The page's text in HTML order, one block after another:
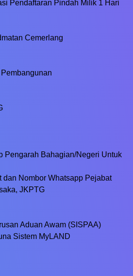
Pendaftaran Pindah Milik 1 Hari
Cemerlang
Pengarah Bahagian/Negeri Untuk
dan Nombor Whatsapp Pejabat
JKPTG
Aduan Awam (SISPAA)
Sistem MyLAND